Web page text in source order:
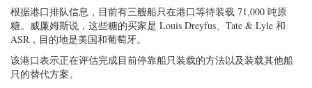
根据港口排队信息，目前有三艘船只在港口等待装载 71,000 吨原
糖。威廉姆斯说，这些糖的买家是 Louis Dreyfus、Tate & Lyle 和
ASR，目的地是美国和葡萄牙。
该港口表示正在评估完成目前停靠船只装载的方法以及装载其他船
只的替代方案。